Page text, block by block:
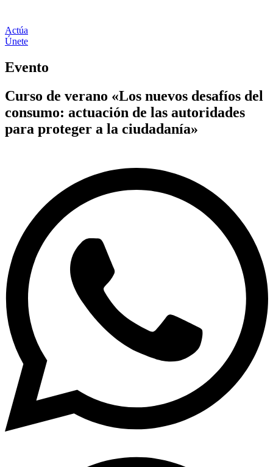
Actúa
Únete
Evento
Curso de verano «Los nuevos desafíos del
consumo: actuación de las autoridades
para proteger a la ciudadanía»